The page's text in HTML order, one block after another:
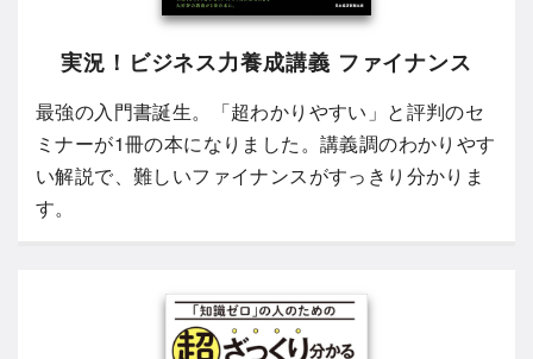
実況！ビジネス力養成講義 ファイナンス
最強の入門書誕生。「超わかりやすい」と評判のセ
ミナーが1冊の本になりました。講義調のわかりやす
い解説で、難しいファイナンスがすっきり分かりま
す。